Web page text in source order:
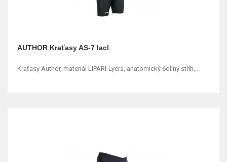
AUTHOR Kraťasy AS-7 lacl
Kraťasy Author, materiál LIPARI-Lycra, anatomický 6dílný střih,...